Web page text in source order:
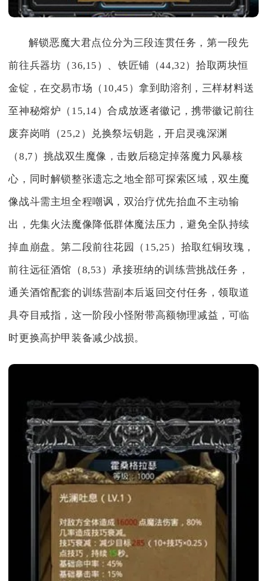
解锁恶魔大君点位分为三段连贯任务，第一段先
前往兵器坊（36,15）、铁匠铺（44,32）拾取两块恒
金锭，在交易市场（10,45）拿到助溶剂，三样材料送
至神秘熔炉（15,14）合成放逐者徽记，携带徽记前往
废弃岗哨（25,2）兑换祭坛钥匙，开启灵魂深渊
（8,7）挑战双生魔像，击败后稳定掉落魔力风暴核
心，同时解锁整张遗忘之地全部可探索区域，双生魔
像战斗需主坦全程嘲讽，双治疗优先抬血不主动输
出，先集火法魔像降低群体魔法压力，避免全队持续
掉血崩盘。第二段前往花园（15,25）拾取红铜玫瑰，
前往远征酒馆（8,53）承接班纳的训练营挑战任务，
通关酒馆配套的训练营副本后返回交付任务，领取道
具夺目戒指，这一阶段小怪附带高额物理减益，可临
时更换高护甲装备减少战损。